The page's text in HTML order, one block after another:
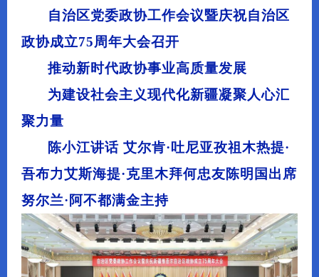
自治区党委政协工作会议暨庆祝自治区
政协成立75周年大会召开
推动新时代政协事业高质量发展
为建设社会主义现代化新疆凝聚人心汇
聚力量
陈小江讲话 艾尔肯·吐尼亚孜祖木热提·
吾布力艾斯海提·克里木拜何忠友陈明国出席
努尔兰·阿不都满金主持